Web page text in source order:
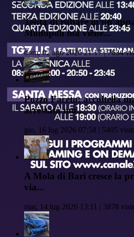
Tenta di rubare in un
Monopoli ma viene...
dom, 02 ago 2026 21:17 | 7634
Pozzo Faceto: accoltella
arrestata mo...
gio, 16 lug 2026 07:58 | 5405 viste
A Mola di Bari cresce la
via...
mar, 14 lug 2026 13:11 | 3878